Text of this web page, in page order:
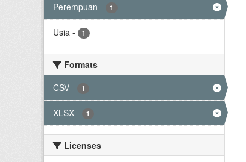
Perempuan - 1
Usia - 1
Formats
CSV - 1
XLSX - 1
Licenses